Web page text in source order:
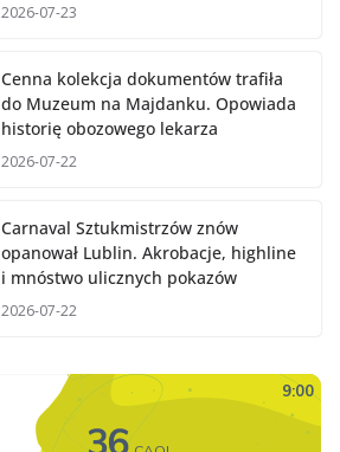
2026-07-23
Cenna kolekcja dokumentów trafiła
do Muzeum na Majdanku. Opowiada
historię obozowego lekarza
2026-07-22
Carnaval Sztukmistrzów znów
opanował Lublin. Akrobacje, highline
i mnóstwo ulicznych pokazów
2026-07-22